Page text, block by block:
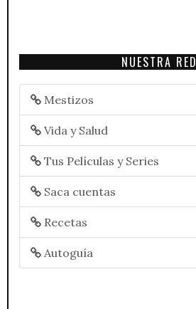
NUESTRA RED
Mestizos
Vida y Salud
Tus Películas y Series
Saca cuentas
Recetas
Autoguía